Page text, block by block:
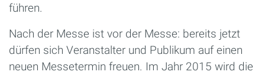
führen.
Nach der Messe ist vor der Messe: bereits jetzt
dürfen sich Veranstalter und Publikum auf einen
neuen Messetermin freuen. Im Jahr 2015 wird die